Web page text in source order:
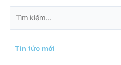
kiếm
Tin tức mới